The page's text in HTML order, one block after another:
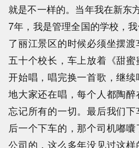
就是不一样的。当年我在新东
7年，我是管理全国的学校，
了丽江景区的时候必须坐摆
五十个校长，车上放着《甜
开始唱，唱完换一首歌，继
地大家还在唱，每个人都陶
忘记所有的一切。最后我们
后一个下车的，那个司机嘟
公司的，这么多年没见过这